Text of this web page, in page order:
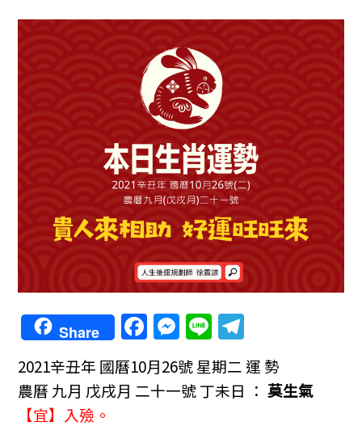
Share F
a
c
e
M
e
ss
e
Li
n
e
el
e
gr
2021辛丑年 國曆10月26號 星期二 運 勢
農曆 九月 戊戌月 二十一號 丁未日 ： 莫生氣
【宜】入殮。